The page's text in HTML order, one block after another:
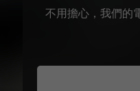
不用擔心，我們的